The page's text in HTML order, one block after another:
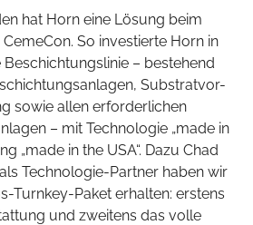
hat Horn eine Lösung beim
So investierte Horn in
– bestehend
Substratvor-
sowie allen erforderlichen
– mit Technologie „made in
„made in the USA“. Dazu Chad
Technologie-Partner haben wir
Turnkey-Paket erhalten: erstens
und zweitens das volle